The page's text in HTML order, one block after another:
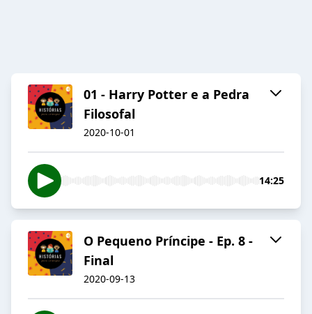
01 - Harry Potter e a Pedra
Filosofal
2020-10-01
14:25
O Pequeno Príncipe - Ep. 8 -
Final
2020-09-13